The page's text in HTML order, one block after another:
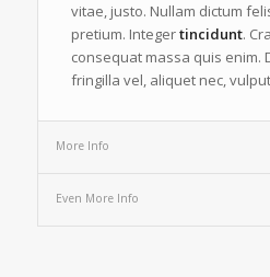
vitae, justo. Nullam dictum
pretium. Integertincidunt.
consequat massa quis enim.
fringilla vel, aliquet nec,
More Info
Even More Info